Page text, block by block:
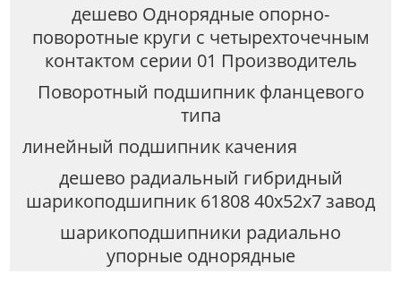
дешево Однорядные опорно-
поворотные круги с четырехточечным
контактом серии 01 Производитель
Поворотный подшипник фланцевого
типа
линейный подшипник качения
дешево радиальный гибридный
шарикоподшипник 61808 40x52x7 завод
шарикоподшипники радиально
упорные однорядные